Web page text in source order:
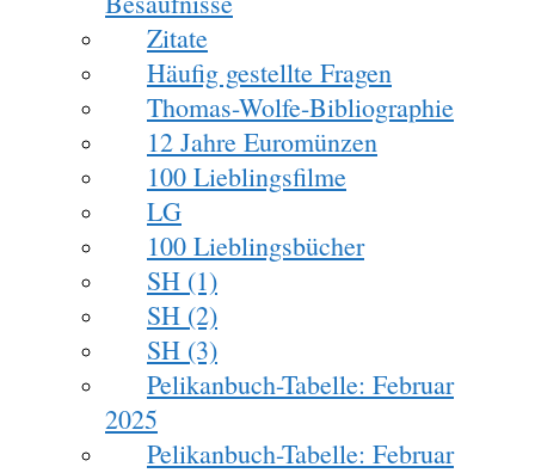
Zitate
Häufig gestellte Fragen
Thomas-Wolfe-Bibliographie
12 Jahre Euromünzen
100 Lieblingsfilme
LG
100 Lieblingsbücher
SH (1)
SH (2)
SH (3)
Pelikanbuch-Tabelle: Februar
2025
Pelikanbuch-Tabelle: Februar